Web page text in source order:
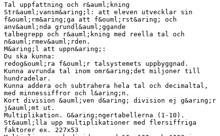
Tal uppfattning och r&auml;kning
Str&auml;vansm&aring;l: att eleven utvecklar sin
f&ouml;rm&aring;ga att f&ouml;rst&aring; och
anv&auml;nda grundl&auml;ggande
talbegrepp och r&auml;kning med reella tal och
n&auml;rmev&auml;rden.
M&aring;l att uppn&aring;:
Du ska kunna:
redog&ouml;ra f&ouml;r talsystemets uppbyggnad.
Kunna avrunda tal inom omr&aring;det miljoner till
hundradelar.
Kunna addera och subtrahera hela tal och decimaltal,
med minnessiffror och l&aring;n.
Kort division &auml;ven d&aring; division ej g&aring;r
j&auml;mt ut.
Multiplikation. G&aring;ngertabellerna (1-10).
St&auml;lla upp multiplikationer med flersiffriga
faktorer ex. 227x53